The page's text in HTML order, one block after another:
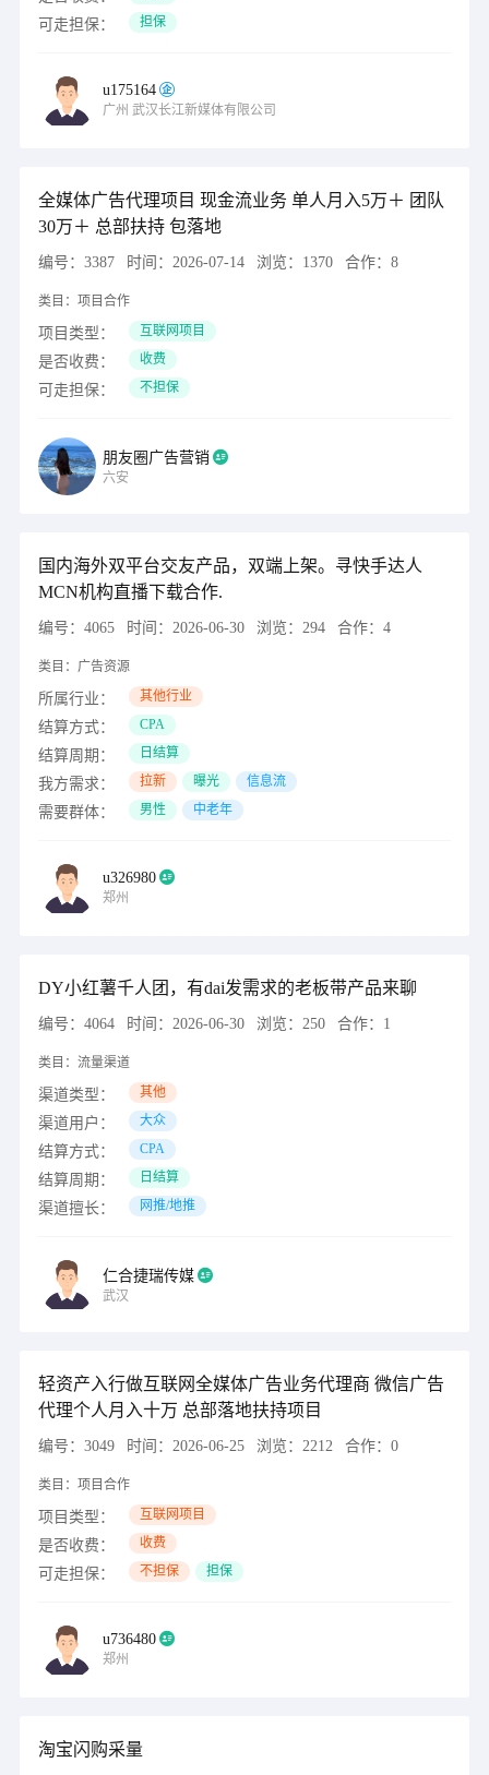
可走担保： 担保
u175164
广州 武汉长江新媒体有限公司
全媒体广告代理项目 现金流业务 单人月入5万＋ 团队
30万＋ 总部扶持 包落地
编号： 3387 时间： 2026-07-14 浏览： 1370 合作： 8
类目： 项目合作
项目类型： 互联网项目
是否收费： 收费
可走担保： 不担保
朋友圈广告营销
六安
国内海外双平台交友产品，双端上架。寻快手达人
MCN机构直播下载合作.
编号： 4065 时间： 2026-06-30 浏览： 294 合作： 4
类目： 广告资源
所属行业： 其他行业
结算方式： CPA
结算周期： 日结算
我方需求： 拉新 曝光 信息流
需要群体： 男性 中老年
u326980
郑州
DY小红薯千人团，有dai发需求的老板带产品来聊
编号： 4064 时间： 2026-06-30 浏览： 250 合作： 1
类目： 流量渠道
渠道类型： 其他
渠道用户： 大众
结算方式： CPA
结算周期： 日结算
渠道擅长： 网推/地推
仁合捷瑞传媒
武汉
轻资产入行做互联网全媒体广告业务代理商 微信广告
代理个人月入十万 总部落地扶持项目
编号： 3049 时间： 2026-06-25 浏览： 2212 合作： 0
类目： 项目合作
项目类型： 互联网项目
是否收费： 收费
可走担保： 不担保 担保
u736480
郑州
淘宝闪购采量